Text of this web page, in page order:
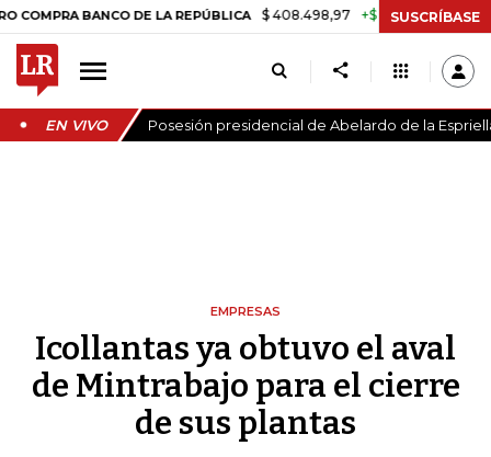
BANCO DE LA REPÚBLICA $ 408.498,97 +$ 8.753,81 +2,19%
SUSCRÍBASE
EN VIVO Posesión presidencial de Abelardo de la
EMPRESAS
Icollantas ya obtuvo el aval
de Mintrabajo para el cierre
de sus plantas